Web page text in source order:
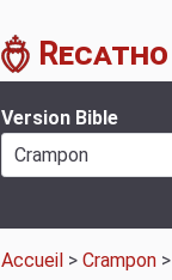
Recatho
Version Bible
Crampon
Accueil > Crampon >